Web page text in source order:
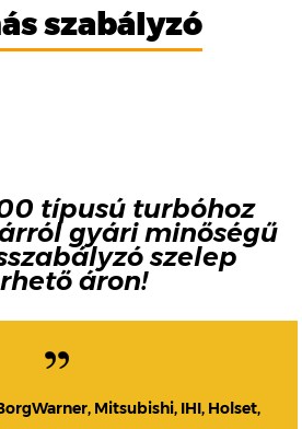
szabályzó
típusú turbóhoz
gyári minőségű
szelep
áron!
Mitsubishi, IHI, Holset,